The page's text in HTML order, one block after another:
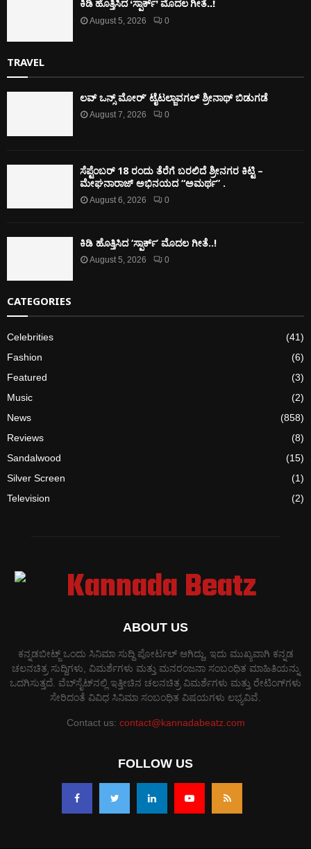
ಕಿಡಿ‌‌ ಹೊತ್ತಿಸಿದ ‘ಸ್ಪಾರ್ಕ್’ ಮೊದಲ‌ ಗೀತೆ..!
August 5, 2026 0
TRAVEL
ಲವ್ ಒನ್ಸ್ ಮೋರ್’ ಟೈಟಲ್ಜಾವಗಲ್ ಶ್ರೀನಾಥ್ ಬಿಡುಗಡೆ
August 7, 2026 0
ಸೆಪ್ಟೆಂಬರ್ 18 ರಂದು ತೆರೆಗೆ ಬರಲಿದೆ ಶ್ರೀನಗರ ಕಿಟ್ಟಿ –
ಮೇಘನಾರಾಜ್ ಅಭಿನಯದ “ಅಮರ್ಥ” .
August 6, 2026 0
ಕಿಡಿ‌‌ ಹೊತ್ತಿಸಿದ ‘ಸ್ಪಾರ್ಕ್’ ಮೊದಲ‌ ಗೀತೆ..!
August 5, 2026 0
CATEGORIES
Celebrities
(41)
Fashion
(6)
Featured
(3)
Music
(2)
News
(858)
Reviews
(8)
Sandalwood
(15)
Silver Screen
(1)
Television
(2)
ABOUT US
ಕನ್ನಡಬೀಟ್ಜ್ ಒಂದು ಸಿನಿಮಾ ಸುದ್ದಿ ಪೋರ್ಟಲ್ ಆಗಿದ್ದು, ಇದು ಮುಖ್ಯವಾಗಿ ಕನ್ನಡ
ಚಲನಚಿತ್ರ ಸುದ್ದಿಗಳು, ವಿಮರ್ಶೆಗಳು ಮತ್ತು ಮನರಂಜನಾ ಸಂಬಂಧಿತ ಮಾಹಿತಿಯನ್ನು
ಒದಗಿಸುತ್ತದೆ. ವೆಬ್‌ಸೈಟ್‌ನಲ್ಲಿ ಇತ್ತೀಚಿನ ಚಲನಚಿತ್ರ ವಿಮರ್ಶೆಗಳು ಮತ್ತು ರೇಟಿಂಗ್‌ಗಳು
ಸೇರಿದಂತೆ ವಿವಿಧ ಸಿನಿಮಾ ಸಂಬಂಧಿತ ವಿಷಯಗಳು ಲಭ್ಯವಿವೆ.
Contact us: contact@kannadabeatz.com
FOLLOW US